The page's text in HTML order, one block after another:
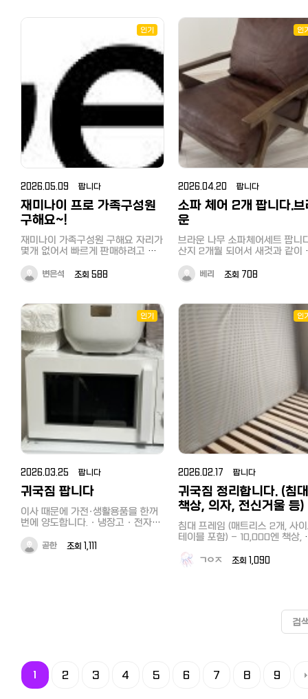
衝材無しの簡易梱包（リサイ
資材使用）となります。 ・外
のお品物は直接外箱に配送伝
貼付いたします。 ・コメント返
は遅れがちです。お急ぎの方は
意ください。
프로그램 : 모차르트 피아노 협
인기
2026.05.09 팝니다
재미나이 프로 가족구성원
구해요~!
재미나이 가족구성원 구해요 자리가
몇개 없어서 빠르게 판매하려고 해
구글에서 만든 ai들 다양하게 이용
가능합니다. 그리구 구글 드라이브
크고요 3달 21000원으로 판매하고
있어요~!
http://pf.kakao.com/_LkTxon
여기로 문의주시면 바로 연결해드리
니 연락주시면됩니다~!
변은석 조회 588
인
2026.04.20 팝니다
소파 체어 2개 팝니다.브
운
브라운 나무 소파체어세트 팝니
산지 2개월 되어서 새것과 같이
할 것 같아서 컨디션 좋을때 파
니다. 81D x 64W x 88H cm 두 개
하셔야 하고 현금만 받습니다.
메구로구입니다. 사실분은 이메
연락주세요
noaberry88@gmail.com
베리 조회 708
인기
2026.03.25 팝니다
귀국짐 팝니다
이사 때문에 가전·생활용품을 한꺼
번에 양도합니다. · 냉장고 · 전자레
총 2000엔입니다. 3월 31일까지 직
접 찾아오실 수 있는 분을 우선으로
kakao ID : xowls2710 사진 궁금
하시거나 하면 연락주세요
곧한 조회 1,111
인
2026.02.17 팝니다
귀국짐 정리합니다. (침
책상, 의자, 전신거울 등)
침대 프레임 (매트리스 2개, 사
테이블 포함) - 10,000엔 책상, 회
-5,000엔 전체 구매시, 전신거울
무료 위치는 교토 사쿄구, 이와쿠라
https://open.kakao.com/o/
+기타 물품 사진 또한 오픈채팅
ㄱㅇㅈ 조회 1,090
검
1 2 3 4 5 6 7 8 9